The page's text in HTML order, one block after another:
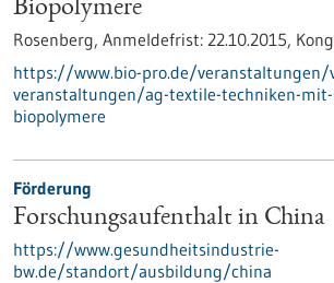
Biopolymere
Rosenberg, Anmeldefrist: 22.10.2015,
https://www.bio-pro.de/veranstaltungen/
veranstaltungen/ag-textile-techniken-
biopolymere
Förderung
Forschungsaufenthalt in China
https://www.gesundheitsindustrie-
bw.de/standort/ausbildung/china